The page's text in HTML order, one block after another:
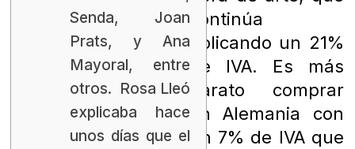
Senda, Joan
Prats, y Ana
Mayoral, entre
otros. Rosa Lleó
explicaba hace
unos días que el
continúa
aplicando un 21%
de IVA. Es más
barato comprar
en Alemania con
un 7% de IVA que